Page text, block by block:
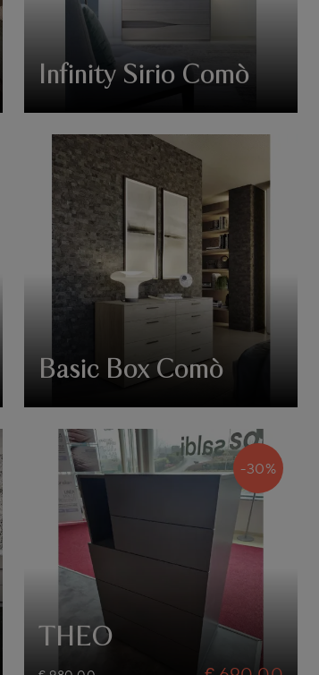
Infinity Sirio Comò
Basic Box Comò
-30%
THEO